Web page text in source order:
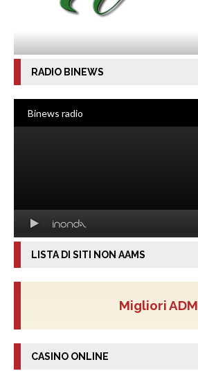
RADIO BINEWS
LISTA DI SITI NON AAMS
Migliori ADM
CASINO ONLINE